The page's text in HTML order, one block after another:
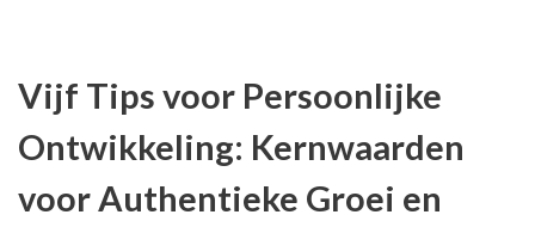
Vijf Tips voor Persoonlijke
Ontwikkeling: Kernwaarden
voor Authentieke Groei en